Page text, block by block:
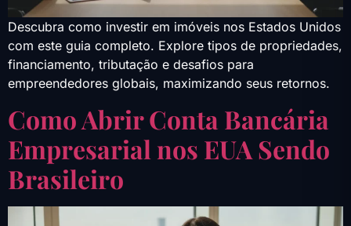
Descubra como investir em imóveis nos Estados Unidos
com este guia completo. Explore tipos de propriedades,
financiamento, tributação e desafios para
empreendedores globais, maximizando seus retornos.
Como Abrir Conta Bancária
Empresarial nos EUA Sendo
Brasileiro